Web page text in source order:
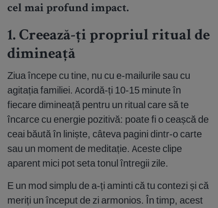
cel mai profund impact.
1. Creează-ți propriul ritual de
dimineață
Ziua începe cu tine, nu cu e-mailurile sau cu
agitația familiei. Acordă-ți 10-15 minute în
fiecare dimineață pentru un ritual care să te
încarce cu energie pozitivă: poate fi o ceașcă de
ceai băută în liniște, câteva pagini dintr-o carte
sau un moment de meditație. Aceste clipe
aparent mici pot seta tonul întregii zile.
E un mod simplu de a-ți aminti că tu contezi și că
meriți un început de zi armonios. În timp, acest